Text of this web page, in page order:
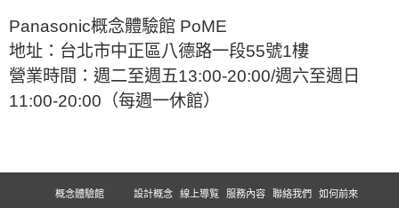
Panasonic概念體驗館 PoME
地址：台北市中正區八德路一段55號1樓
營業時間：週二至週五13:00-20:00/週六至週日
11:00-20:00（每週一休館）
概念體驗館 設計概念 線上導覧 服務內容 聯絡我們
如何前來